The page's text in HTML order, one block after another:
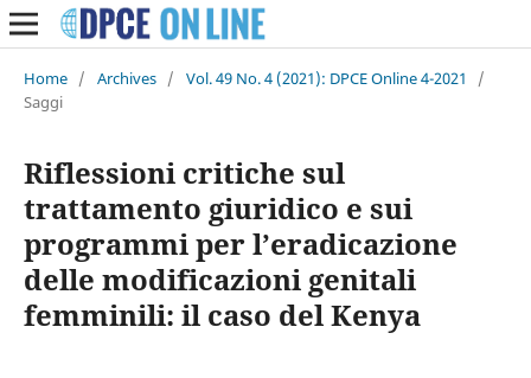
Home / Archives / Vol. 49 No. 4 (2021): DPCE Online 4-2021
/
Saggi
Riflessioni critiche sul
trattamento giuridico e sui
programmi per l’eradicazione
delle modificazioni genitali
femminili: il caso del Kenya